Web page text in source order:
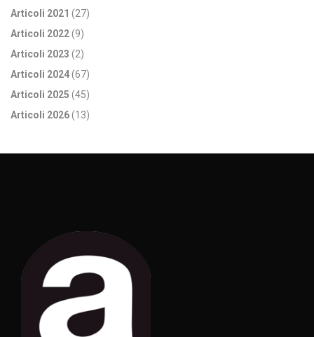
Articoli 2021 (27)
Articoli 2022(9)
Articoli 2023 (2)
Articoli 2024(67)
Articoli 2025 (45)
Articoli 2026(13)